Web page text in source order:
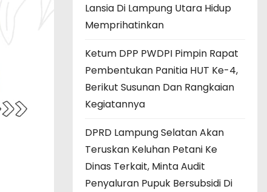
Lansia Di Lampung Utara Hidup
Memprihatinkan
Ketum DPP PWDPI Pimpin Rapat
Pembentukan Panitia HUT Ke-4,
Berikut Susunan Dan Rangkaian
Kegiatannya
DPRD Lampung Selatan Akan
Teruskan Keluhan Petani Ke
Dinas Terkait, Minta Audit
Penyaluran Pupuk Bersubsidi Di